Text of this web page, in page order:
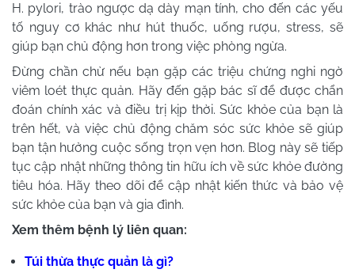
H. pylori, trào ngược dạ dày mạn tính, cho đến các yếu
tố nguy cơ khác như hút thuốc, uống rượu, stress, sẽ
giúp bạn chủ động hơn trong việc phòng ngừa.
Đừng chần chừ nếu bạn gặp các triệu chứng nghi ngờ
viêm loét thực quản. Hãy đến gặp bác sĩ để được chẩn
đoán chính xác và điều trị kịp thời. Sức khỏe của bạn là
trên hết, và việc chủ động chăm sóc sức khỏe sẽ giúp
bạn tận hưởng cuộc sống trọn vẹn hơn. Blog này sẽ tiếp
tục cập nhật những thông tin hữu ích về sức khỏe đường
tiêu hóa. Hãy theo dõi để cập nhật kiến thức và bảo vệ
sức khỏe của bạn và gia đình.
Xem thêm bệnh lý liên quan:
Túi thừa thực quản là gì?